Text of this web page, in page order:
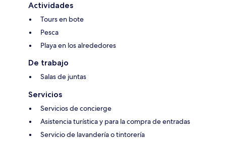
Actividades
Tours en bote
Pesca
Playa en los alrededores
De trabajo
Salas de juntas
Servicios
Servicios de concierge
Asistencia turística y para la compra de entradas
Servicio de lavandería o tintorería